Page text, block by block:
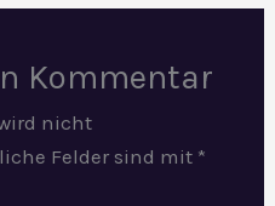
Kommentar
nicht
Felder sind mit *